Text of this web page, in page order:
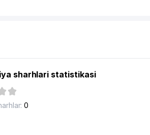
sharhlari statistikasi
0